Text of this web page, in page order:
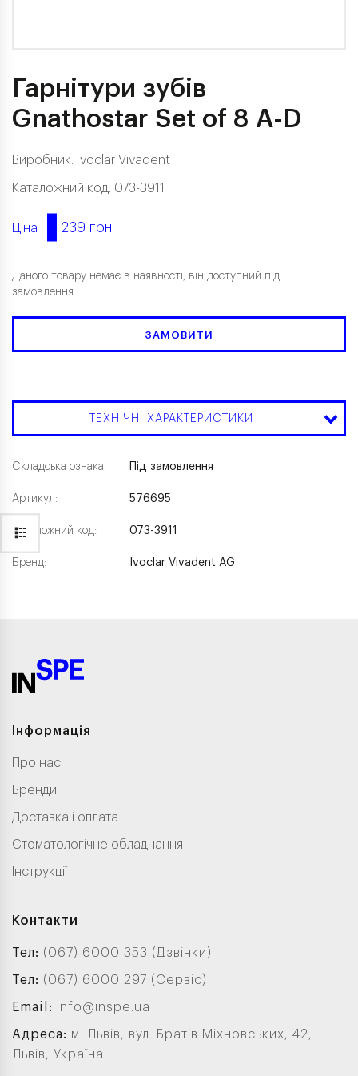
Гарнітури зубів
Gnathostar Set of 8 A-D
Виробник: Ivoclar Vivadent
Каталожний код: 073-3911
Ціна 239 грн
Даного товару немає в наявності, він доступний під
замовлення.
ЗАМОВИТИ
ТЕХНІЧНІ ХАРАКТЕРИСТИКИ
Складська ознака:
Артикул:
Каталожний код:
Бренд:
Під замовлення
576695
073-3911
Ivoclar Vivadent AG
Інформація
Про нас
Бренди
Доставка і оплата
Стоматологічне обладнання
Інструкції
Контакти
Тел: (067) 6000 353 (Дзвінки)
Тел: (067) 6000 297 (Сервіс)
Email: info@inspe.ua
Адреса: м. Львів, вул. Братів Міхновських, 42,
Львів, Україна